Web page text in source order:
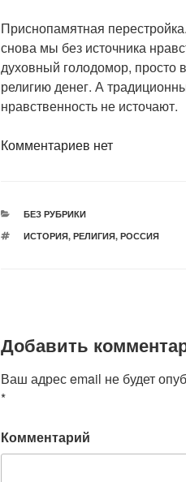
Приснопамятная
снова мы без источника
духовный голодомор,
религию денег. А
нравственность не источают.
Комментариев нет
РУБРИКИ
БЕЗ РУБРИКИ
МЕТКИ
ИСТОРИЯ, РЕЛИГИЯ, РОССИЯ
Добавить
Ваш адрес email не будет
*
Комментарий